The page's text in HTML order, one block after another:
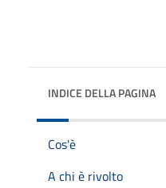
INDICE DELLA PAGINA
Cos'è
A chi è rivolto